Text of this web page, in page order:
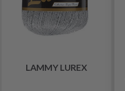
LAMMY LUREX